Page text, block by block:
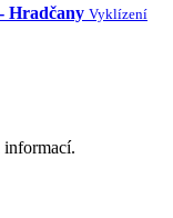
Hradčany Vyklízení